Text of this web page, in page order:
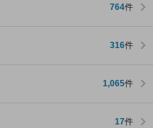
764件
316件
1,065件
17件